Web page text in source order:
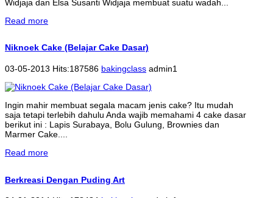
Widjaja dan Elsa Susanti Widjaja membuat suatu wadah...
Read more
Niknoek Cake (Belajar Cake Dasar)
03-05-2013 Hits:187586 bakingclass admin1
Ingin mahir membuat segala macam jenis cake? Itu mudah
saja tetapi terlebih dahulu Anda wajib memahami 4 cake dasar
berikut ini : Lapis Surabaya, Bolu Gulung, Brownies dan
Marmer Cake....
Read more
Berkreasi Dengan Puding Art